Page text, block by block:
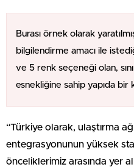
Burası örnek olarak
bilgilendirme amacı ile
ve 5 renk seçeneği olan,
esnekliğine sahip yapıda bir
“Türkiye olarak, ulaştırma
entegrasyonunun yüksek
önceliklerimiz arasında yer